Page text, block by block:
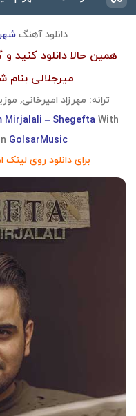
دانلود آهنگ
همین حالا دانلود
میرجلالی
ترانه: مهرزاد امیرخانی,
Mirjalali – Shegefta With
GolsarMusic
برای دانلود روی